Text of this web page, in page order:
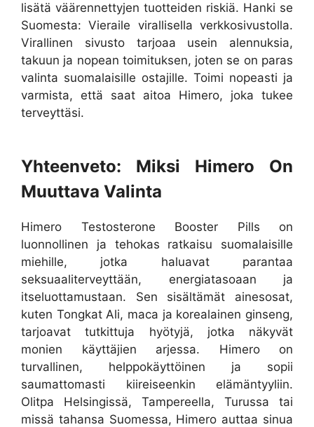
lisätä väärennettyjen tuotteiden riskiä. Hanki se
Suomesta: Vieraile virallisella verkkosivustolla.
Virallinen sivusto tarjoaa usein alennuksia,
takuun ja nopean toimituksen, joten se on paras
valinta suomalaisille ostajille. Toimi nopeasti ja
varmista, että saat aitoa Himero, joka tukee
terveyttäsi.
Yhteenveto: Miksi Himero On
Muuttava Valinta
Himero Testosterone Booster Pills on
luonnollinen ja tehokas ratkaisu suomalaisille
miehille, jotka haluavat parantaa
seksuaaliterveyttään, energiatasoaan ja
itseluottamustaan. Sen sisältämät ainesosat,
kuten Tongkat Ali, maca ja korealainen ginseng,
tarjoavat tutkittuja hyötyjä, jotka näkyvät
monien käyttäjien arjessa. Himero on
turvallinen, helppokäyttöinen ja sopii
saumattomasti kiireiseenkin elämäntyyliin.
Olitpa Helsingissä, Tampereella, Turussa tai
missä tahansa Suomessa, Himero auttaa sinua